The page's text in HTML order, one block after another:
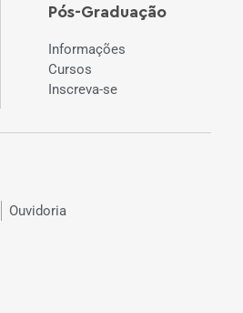
Pós-Graduação
Informações
Cursos
Inscreva-se
Ouvidoria